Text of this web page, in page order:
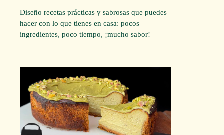
Diseño recetas prácticas y sabrosas que puedes
hacer con lo que tienes en casa: pocos
ingredientes, poco tiempo, ¡mucho sabor!